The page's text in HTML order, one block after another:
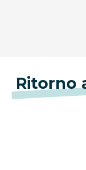
Ritorno